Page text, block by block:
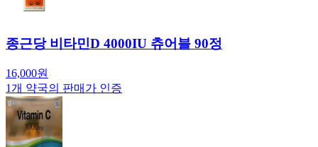
종근당 비타민D 4000IU 츄어블 90정
16,000원
1개 약국의 판매가 인증